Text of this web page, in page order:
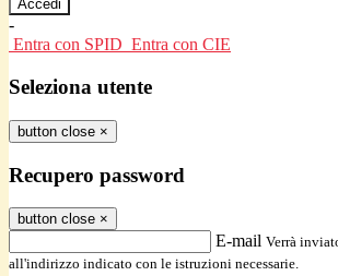
-
Entra con SPID Entra con CIE
Seleziona utente
button close ×
Recupero password
button close ×
E-mail Verrà
all'indirizzo indicato con le istruzioni necessarie.